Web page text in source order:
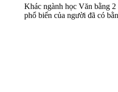
Khác ngành học Văn bằng
phổ biến của người đã có